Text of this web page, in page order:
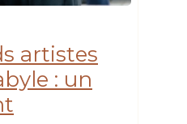
artistes
: un